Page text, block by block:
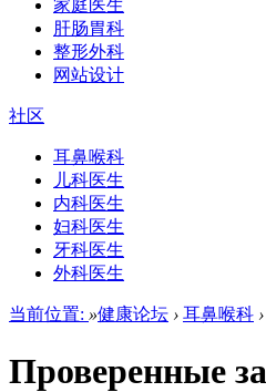
家庭医生
肝肠胃科
整形外科
网站设计
社区
耳鼻喉科
儿科医生
内科医生
妇科医生
牙科医生
外科医生
当前位置: »健康论坛 › 耳鼻喉科 ›
Проверенные